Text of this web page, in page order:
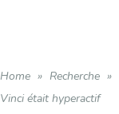
Home » Recherche »
Vinci était hyperactif